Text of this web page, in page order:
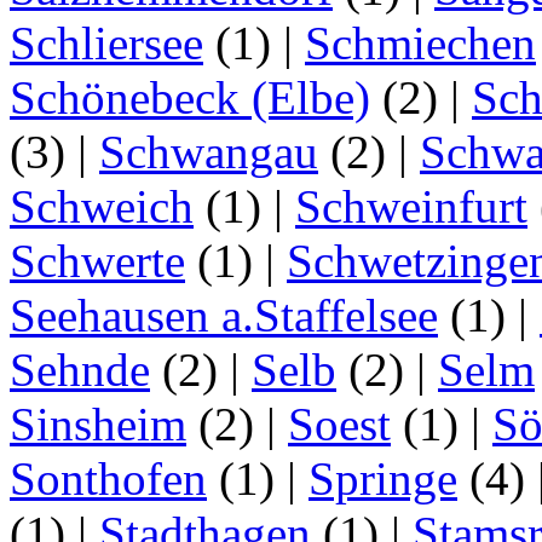
Schliersee (1) | Schmiechen
Schönebeck (Elbe) (2) |
(3) | Schwangau (2) |
Schweich (1) | Schweinfurt
Schwerte (1) |
Seehausen a.Staffelsee (1) |
Sehnde (2) | Selb (2) | Selm
Sinsheim (2) | Soest (1) |
Sonthofen (1) | Springe (4)